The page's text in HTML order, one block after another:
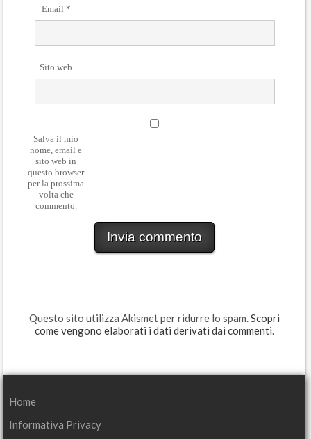
Email *
Sito web
Salva il mio
nome, email e
sito web in
questo browser
per la prossima
volta che
commento.
Questo sito utilizza Akismet per ridurre lo spam.Scopri
come vengono elaborati i dati derivati dai commenti.
Home
Informativa Privacy